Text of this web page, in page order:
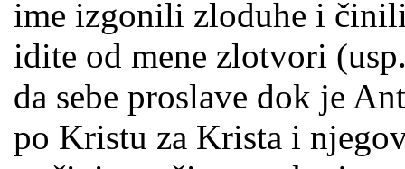
ime izgonili zloduhe i
idite od mene zlotvori
da sebe proslave dok je
po Kristu za Krista i